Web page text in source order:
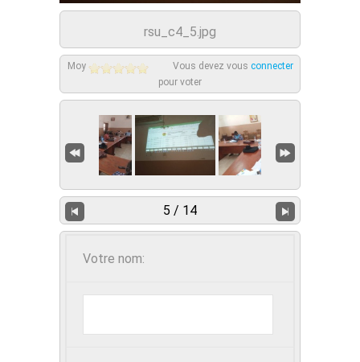
rsu_c4_5.jpg
Moy Vous devez vous connecter
pour voter
5 / 14
Votre nom: